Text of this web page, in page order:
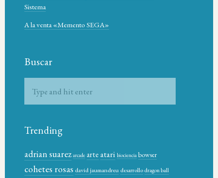
Sistema
A la venta «Memento SEGA»
Buscar
Trending
adrian suarez arcade arteatari biociencia bowser
cohetes rosas david jaumandreu desarrollodragon ball